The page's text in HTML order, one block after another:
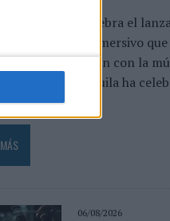
de tequila celebra el
con un evento inmersivo
de vinculación con la
Patrón Tequila ha
...
06/08/2026